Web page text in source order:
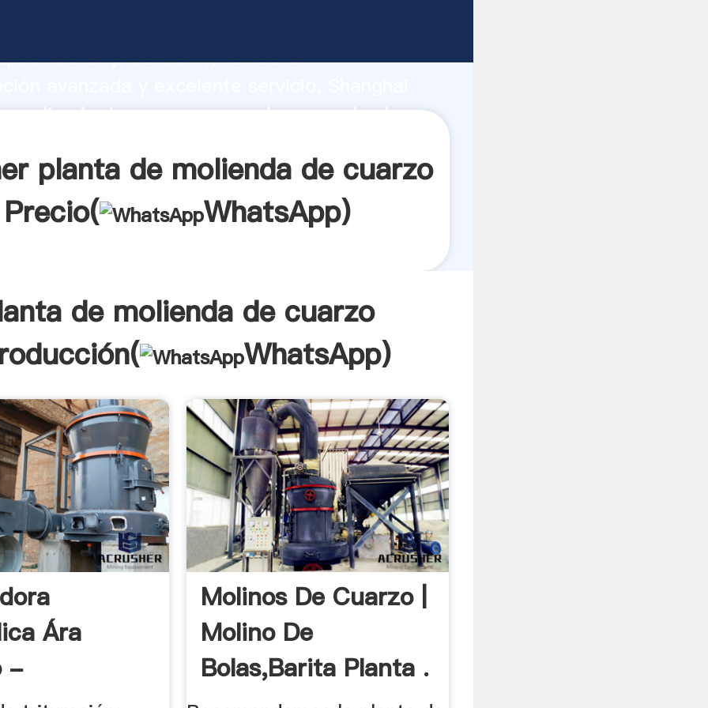
de producción, fuerza de
molienda de cuarzo proveedor crea el valor y
planta de molienda de cuarzo
Precio(
WhatsApp)
de molienda de cuarzo
WhatsApp)
Ára
-
Molinos De Cuarzo |
Molino De
Bolas,Barita Planta .